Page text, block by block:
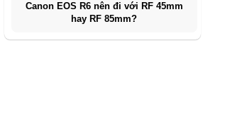
Canon EOS R6 nên đi với RF 45mm
hay RF 85mm?